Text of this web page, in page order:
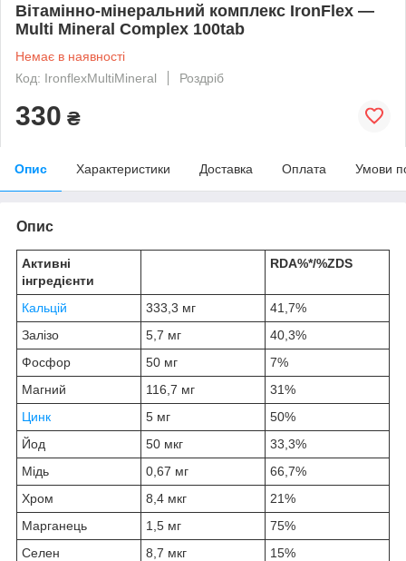
Вітамінно-мінеральний комплекс IronFlex —
Multi Mineral Complex 100tab
Немає в наявності
Код: IronflexMultiMineral
Роздріб
330 ₴
Опис Характеристики Доставка Оплата Умови
Опис
Активні
інгредієнти
RDA%*/%ZDS
Кальцій 333,3 мг
41,7%
Залізо
5,7 мг
40,3%
Фосфор
50 мг
7%
Магний
116,7 мг
31%
Цинк
5 мг
50%
Йод
50 мкг
33,3%
Мідь
0,67 мг
66,7%
Хром
8,4 мкг
21%
Марганець
1,5 мг
75%
Селен
8,7 мкг
15%